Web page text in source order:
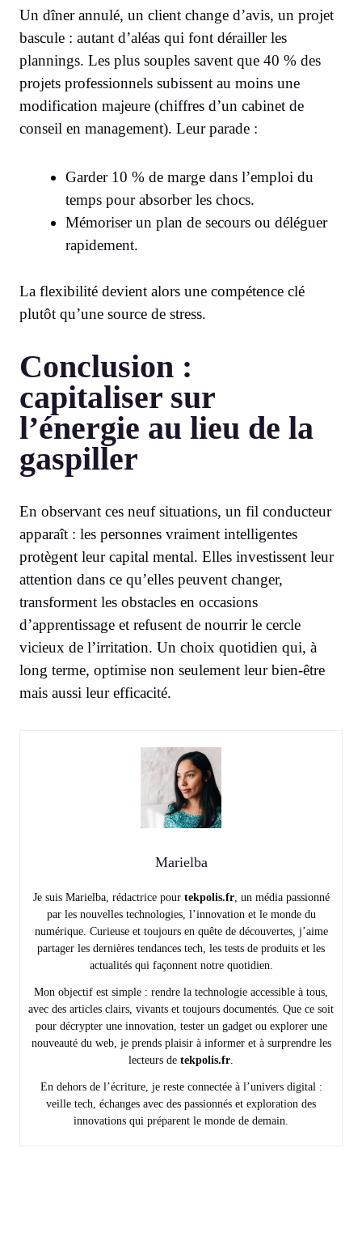
Un dîner annulé, un client change d’avis, un projet
bascule : autant d’aléas qui font dérailler les
plannings. Les plus souples savent que 40 % des
projets professionnels subissent au moins une
modification majeure (chiffres d’un cabinet de
conseil en management). Leur parade :
Garder 10 % de marge dans l’emploi du
temps pour absorber les chocs.
Mémoriser un plan de secours ou déléguer
rapidement.
La flexibilité devient alors une compétence clé
plutôt qu’une source de stress.
Conclusion :
capitaliser sur
l’énergie au lieu de la
gaspiller
En observant ces neuf situations, un fil conducteur
apparaît : les personnes vraiment intelligentes
protègent leur capital mental. Elles investissent leur
attention dans ce qu’elles peuvent changer,
transforment les obstacles en occasions
d’apprentissage et refusent de nourrir le cercle
vicieux de l’irritation. Un choix quotidien qui, à
long terme, optimise non seulement leur bien-être
mais aussi leur efficacité.
Marielba
Je suis Marielba, rédactrice pour tekpolis.fr, un média passionné
par les nouvelles technologies, l’innovation et le monde du
numérique. Curieuse et toujours en quête de découvertes, j’aime
partager les dernières tendances tech, les tests de produits et les
actualités qui façonnent notre quotidien.
Mon objectif est simple : rendre la technologie accessible à tous,
avec des articles clairs, vivants et toujours documentés. Que ce soit
pour décrypter une innovation, tester un gadget ou explorer une
nouveauté du web, je prends plaisir à informer et à surprendre les
lecteurs de tekpolis.fr
En dehors de l’écriture, je reste connectée à l’univers digital :
veille tech, échanges avec des passionnés et exploration des
innovations qui préparent le monde de demain.